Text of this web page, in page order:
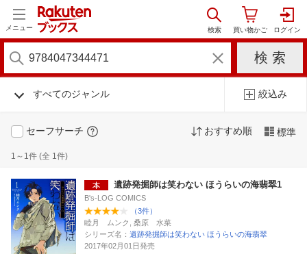
メニュー
すべてのジャンル 絞込み
セーフサーチ おすすめ順 標準
1～1件 (全 1件)
遺跡発掘師は笑わない ほうらいの海翡翠1
B's-LOG COMICS
（3件）
睦月 ムンク, 桑原 水菜
シリーズ名： 遺跡発掘師は笑わない ほうらいの海翡翠
2017年02月01日発売